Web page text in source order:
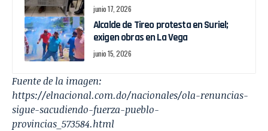
junio 17, 2026
Alcalde de Tireo protesta en Suriel;
exigen obras en La Vega
junio 15, 2026
Fuente de la imagen:
https://elnacional.com.do/nacionales/ola-renuncias-
sigue-sacudiendo-fuerza-pueblo-
provincias_573584.html